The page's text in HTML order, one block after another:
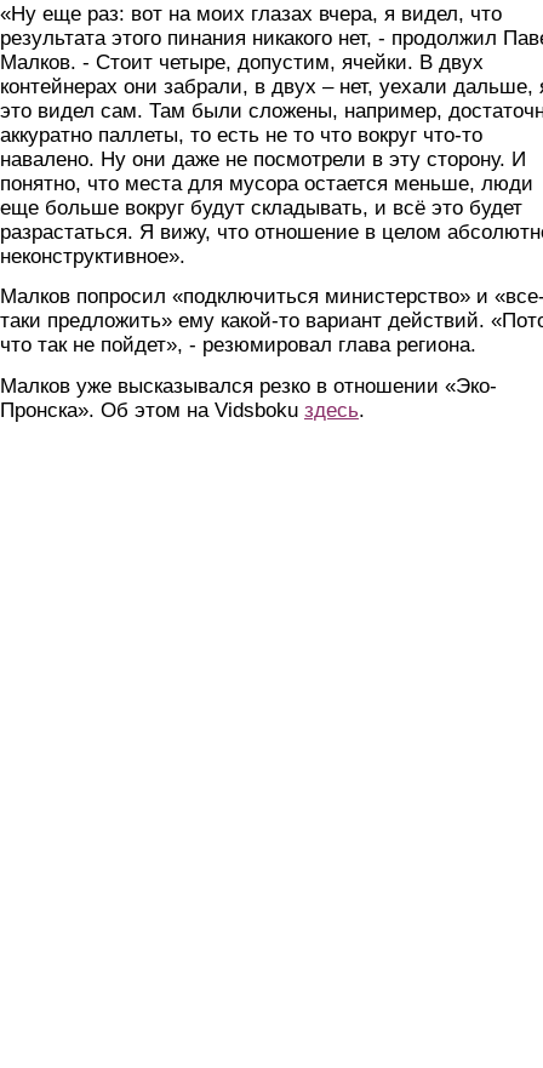
«Ну еще раз: вот на моих глазах вчера, я видел, что
результата этого пинания никакого нет, - продолжил
Малков. - Стоит четыре, допустим, ячейки. В двух
контейнерах они забрали, в двух – нет, уехали дальше,
это видел сам. Там были сложены, например,
аккуратно паллеты, то есть не то что вокруг что-то
навалено. Ну они даже не посмотрели в эту сторону. И
понятно, что места для мусора остается меньше, люди
еще больше вокруг будут складывать, и всё это будет
разрастаться. Я вижу, что отношение в целом
неконструктивное».
Малков попросил «подключиться министерство» и
таки предложить» ему какой-то вариант действий.
что так не пойдет», - резюмировал глава региона.
Малков уже высказывался резко в отношении «Эко-
Пронска». Об этом на Vidsboku здесь.